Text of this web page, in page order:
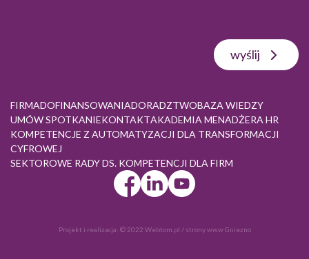
wyślij
FIRMADOFINANSOWANIADORADZTWOBAZA WIEDZY
UMÓW SPOTKANIEKONTAKTAKADEMIA MENADŻERA HR
KOMPETENCJE Z AUTOMATYZACJI DLA TRANSFORMACJI
CYFROWEJ
SEKTOROWE RADY DS. KOMPETENCJI DLA FIRM
Projekt i realizacja: © 2022 Webtom.pl / strony www Gniezno